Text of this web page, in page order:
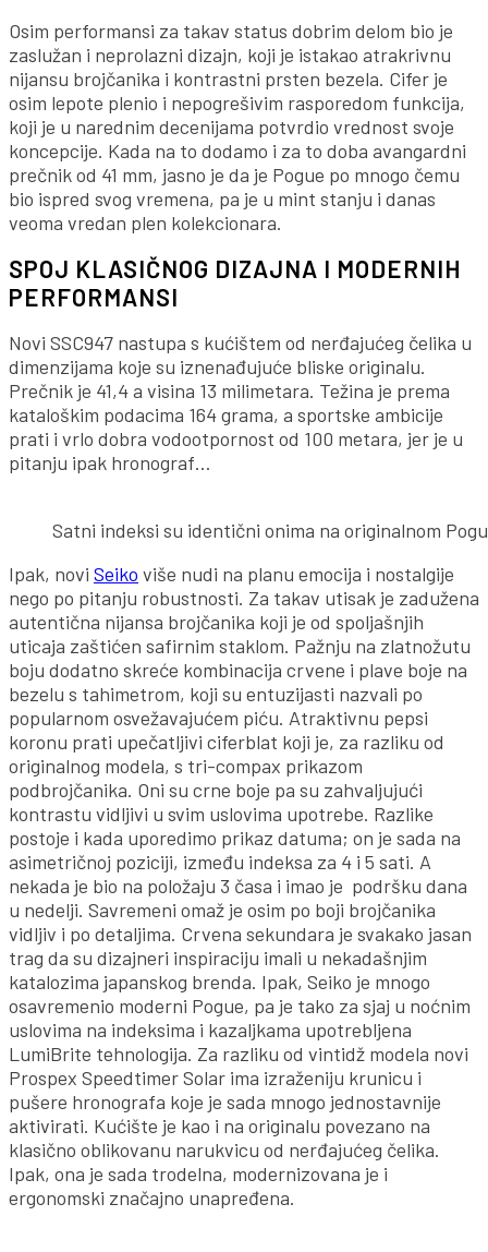
Osim performansi za takav status dobrim delom bio je
zaslužan i neprolazni dizajn, koji je istakao atrakrivnu
nijansu brojčanika i kontrastni prsten bezela. Cifer je
osim lepote plenio i nepogrešivim rasporedom funkcija,
koji je u narednim decenijama potvrdio vrednost svoje
koncepcije. Kada na to dodamo i za to doba avangardni
prečnik od 41 mm, jasno je da je Pogue po mnogo čemu
bio ispred svog vremena, pa je u mint stanju i danas
veoma vredan plen kolekcionara.
SPOJ KLASIČNOG DIZAJNA I MODERNIH
PERFORMANSI
Novi SSC947 nastupa s kućištem od nerđajućeg čelika u
dimenzijama koje su iznenađujuće bliske originalu.
Prečnik je 41,4 a visina 13 milimetara. Težina je prema
kataloškim podacima 164 grama, a sportske ambicije
prati i vrlo dobra vodootpornost od 100 metara, jer je u
pitanju ipak hronograf…
Satni indeksi su identični onima na originalnom
Ipak, novi Seiko više nudi na planu emocija i nostalgije
nego po pitanju robustnosti. Za takav utisak je zadužena
autentična nijansa brojčanika koji je od spoljašnjih
uticaja zaštićen safirnim staklom. Pažnju na zlatnožutu
boju dodatno skreće kombinacija crvene i plave boje na
bezelu s tahimetrom, koji su entuzijasti nazvali po
popularnom osvežavajućem piću. Atraktivnu pepsi
koronu prati upečatljivi ciferblat koji je, za razliku od
originalnog modela, s tri-compax prikazom
podbrojčanika. Oni su crne boje pa su zahvaljujući
kontrastu vidljivi u svim uslovima upotrebe. Razlike
postoje i kada uporedimo prikaz datuma; on je sada na
asimetričnoj poziciji, između indeksa za 4 i 5 sati. A
nekada je bio na položaju 3 časa i imao je podršku dana
u nedelji. Savremeni omaž je osim po boji brojčanika
vidljiv i po detaljima. Crvena sekundara je svakako jasan
trag da su dizajneri inspiraciju imali u nekadašnjim
katalozima japanskog brenda. Ipak, Seiko je mnogo
osavremenio moderni Pogue, pa je tako za sjaj u noćnim
uslovima na indeksima i kazaljkama upotrebljena
LumiBrite tehnologija. Za razliku od vintidž modela novi
Prospex Speedtimer Solar ima izraženiju krunicu i
pušere hronografa koje je sada mnogo jednostavnije
aktivirati. Kućište je kao i na originalu povezano na
klasično oblikovanu narukvicu od nerđajućeg čelika.
Ipak, ona je sada trodelna, modernizovana je i
ergonomski značajno unapređena.